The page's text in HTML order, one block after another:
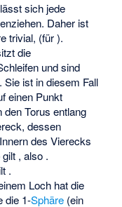
sich jede
Daher ist
trivial, (für).
die
undsind
Sie ist in diesem Fall
einen Punkt
Torus entlang
dessen
des Vierecks
, also .
.
Loch hat die
die 1-Sphäre(ein